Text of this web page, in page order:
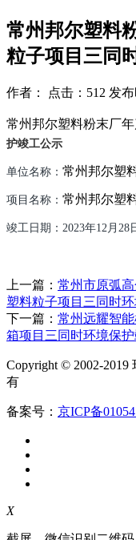
常州邦尔塑料
粒子项目三同
作者： 点击：512 发
常州邦尔塑料粉末厂
护竣工公示
单位名称： 常州邦尔塑
项目名称： 常州邦尔塑
竣工日期： 2023年12 月 28
上一篇： 常州市原弧
塑料粒子项目三同时
下一篇： 常州远耀智
箱项目三同时环境保
Copyright © 2002-
有
备案号： 京ICP备
X